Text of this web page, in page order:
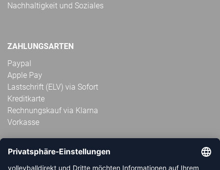
Nachhaltigkeit und Soziales
ZAHLUNGSARTEN
Paypal
Apple Pay
Lastschrift (ELV) via Sofort
Kreditkarte
Rechnungskauf via Klarna
Vorkasse
ABONNIERE JETZT DEN KOSTENLOSEN
VOLLEYBALLDIREKT-NEWSLETTER UND VERPASSE KEINE